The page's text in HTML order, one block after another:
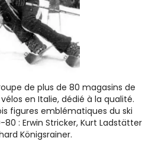
de plus de 80 magasins de
en Italie, dédié à la qualité.
figures emblématiques du ski
: Erwin Stricker, Kurt Ladstätter
Königsrainer.